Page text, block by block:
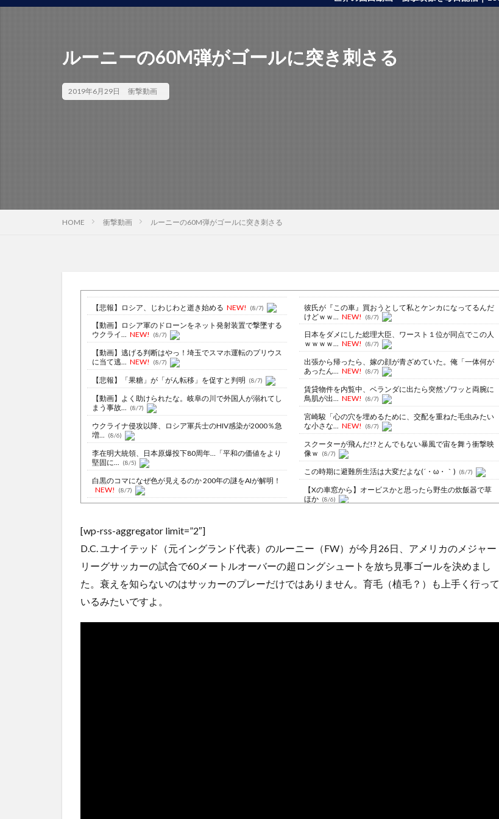
ルーニーの60M弾がゴールに突き刺さる
2019年6月29日 衝撃動画
HOME 衝撃動画 ルーニーの60M弾がゴールに突き刺さる
【悲報】ロシア、じわじわと逝き始める NEW! (8/7)
【動画】ロシア軍のドローンをネット発射装置で撃墜する
ウクライ... NEW! (8/7)
【動画】逃げる判断はやっ！埼玉でスマホ運転のプリウス
に当て逃... NEW! (8/7)
【悲報】「果糖」が「がん転移」を促すと判明 (8/7)
【動画】よく助けられたな。岐阜の川で外国人が溺れてし
まう事故... (8/7)
ウクライナ侵攻以降、ロシア軍兵士のHIV感染が2000％急
増... (8/6)
李在明大統領、日本原爆投下80周年…「平和の価値をより
堅固に... (8/5)
白黒のコマになぜ色が見えるのか 200年の謎をAIが解明！
NEW!
(8/7)
【恐怖】18歳で無期懲役になった奴、怖い・・・
(8/7)
5chの北斗の拳強さランキング、完成度が高いと話題にｗｗ
ｗｗ
(5/20)
金正恩「経済制裁、正直キツいです・・・本当は核を使う
つもりな... (5/20)
彼氏が『この車』買おうとして私とケンカになってるんだ
けどｗｗ...
NEW! (8/7)
日本をダメにした総理大臣、ワースト１位が同点でこの人
ｗｗｗｗ... NEW! (8/7)
出張から帰ったら、嫁の顔が青ざめていた。俺「一体何が
あったん... NEW! (8/7)
賃貸物件を内覧中、ベランダに出たら突然ゾワッと両腕に
鳥肌が出... NEW! (8/7)
宮崎駿「心の穴を埋めるために、交配を重ねた毛虫みたい
な小さな... NEW! (8/7)
スクーターが飛んだ!? とんでもない暴風で宙を舞う衝撃映
像ｗ
(8/7)
この時期に避難所生活は大変だよな(´・ω・｀) (8/7)
【Xの車窓から】オービスかと思ったら野生の炊飯器で草
ほか (8/6)
ハードオフに売っていた4万4000円のフィギュアがヤバす
ぎる... (5/20)
海外「この少年にとって忘れられない経験になったな」危
険な手術... (5/20)
[wp-rss-aggregator limit=”2″]
D.C. ユナイテッド（元イングランド代表）のルーニー（FW）が今月26日、アメリカのメジャー
リーグサッカーの試合で60メートルオーバーの超ロングシュートを放ち見事ゴールを決めまし
た。衰えを知らないのはサッカーのプレーだけではありません。育毛（植毛？）も上手く行って
いるみたいですよ。